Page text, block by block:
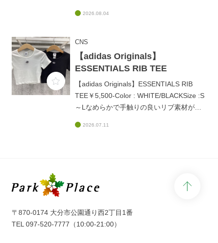
トライプスやシューレースにあしらわれた
深みのあるグリーンがアクセントになり、
足元からおしゃれを格上げしてくれます。
ルコーデはもちろんシックなスラックスや
スカートのハズシアイテムとしても大活
躍！是非店頭にてお待ちしております✨
2026.08.04
CNS
【adidas Originals】
ESSENTIALS RIB TEE
【adidas Originals】ESSENTIALS RIB
TEE￥5,500-Color : WHITE/BLACKSize :S
～Lなめらかで手触りの良いリブ素材が体
ドな着こなしまで、どんなボトムスとも相
す。
2026.07.11
〒870-0174 大分市公園通り西2丁目1番
TEL 097-520-7777 （10:00-21:00）